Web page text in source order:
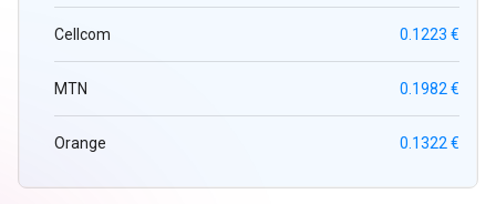
Cellcom 0.1223 €
MTN 0.1982 €
Orange 0.1322 €